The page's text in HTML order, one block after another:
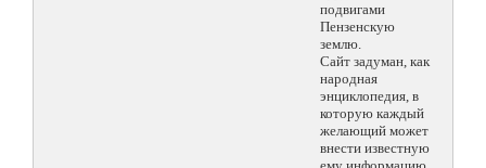
подвигами
Пензенскую
землю.
Сайт задуман, как
народная
энциклопедия, в
которую каждый
желающий может
внести известную